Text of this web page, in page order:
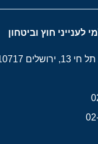
לענייני חוץ וביטחון
9210717